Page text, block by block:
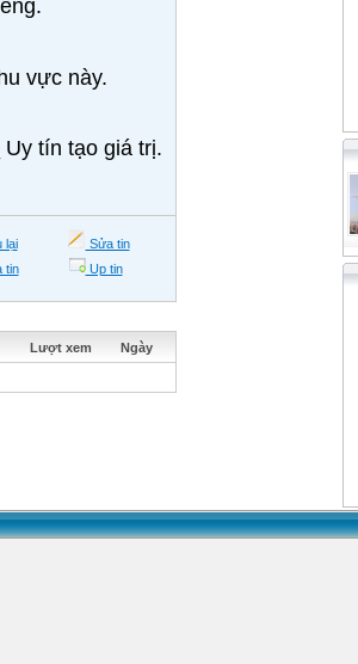
vực này.
tín tạo giá trị.
lại
Sửa tin
tin
Up tin
Lượt xem Ngày